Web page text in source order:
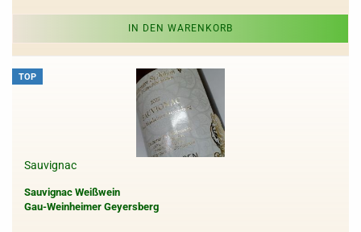
IN DEN WARENKORB
TOP
Sauvignac
Sauvignac Weißwein
Gau-Weinheimer Geyersberg